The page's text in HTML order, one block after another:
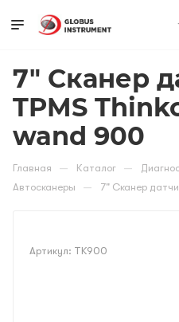
7" Сканер
TPMS
wand 900
Главная — Каталог —
Автосканеры — 7" Сканер
Артикул: TK900